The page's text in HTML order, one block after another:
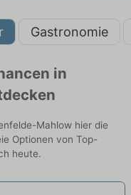
Gastronomie
in
Mahlow hier die
Optionen von Top-
heute.